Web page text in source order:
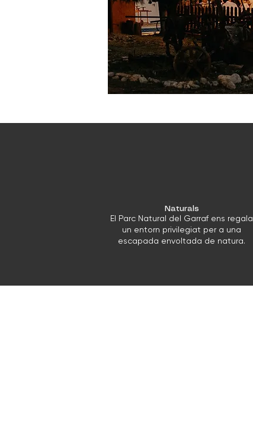
Naturals
El Parc Natural del Garraf ens regala
un entorn privilegiat per a una
escapada envoltada de natura.